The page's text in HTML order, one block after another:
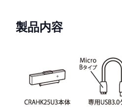
製品内容